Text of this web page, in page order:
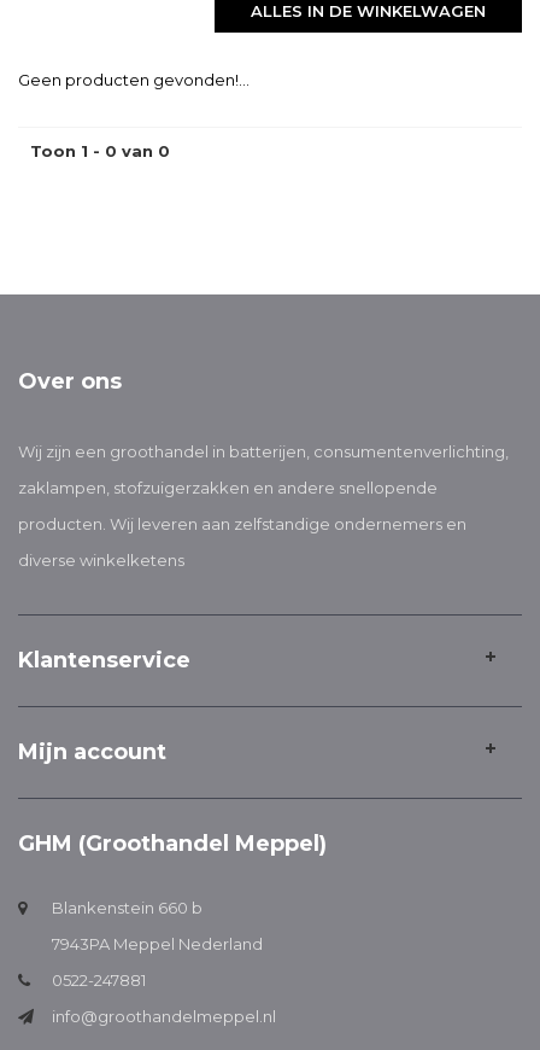
ALLES IN DE WINKELWAGEN
Geen producten gevonden!...
Toon 1 - 0 van 0
Over ons
Wij zijn een groothandel in batterijen, consumentenverlichting,
zaklampen, stofzuigerzakken en andere snellopende
producten. Wij leveren aan zelfstandige ondernemers en
diverse winkelketens
Klantenservice
Mijn account
GHM (Groothandel Meppel)
Blankenstein 660 b
7943PA Meppel Nederland
0522-247881
info@groothandelmeppel.nl